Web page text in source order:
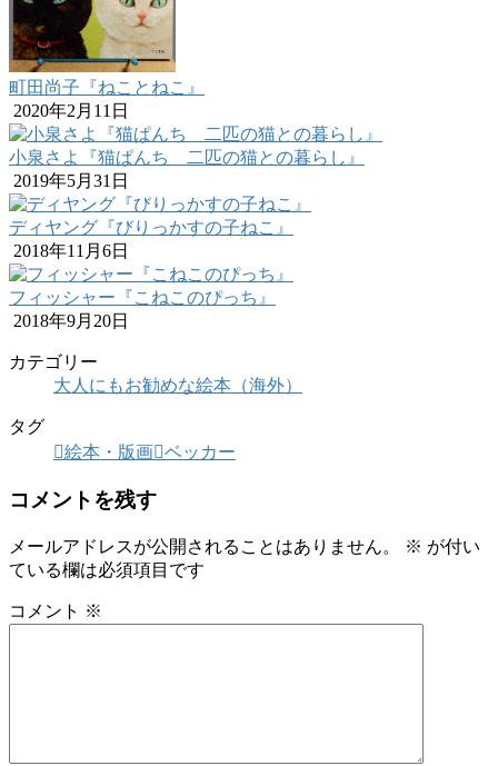
町田尚子『ねことねこ』
2020年2月11日
小泉さよ『猫ぱんち 二匹の猫との暮らし』
2019年5月31日
ディヤング『びりっかすの子ねこ』
2018年11月6日
フィッシャー『こねこのぴっち』
2018年9月20日
カテゴリー
大人にもお勧めな絵本（海外）
タグ
絵本・版画
ベッカー
コメントを残す
メールアドレスが公開されることはありません。 ※ が付い
ている欄は必須項目です
コメント ※